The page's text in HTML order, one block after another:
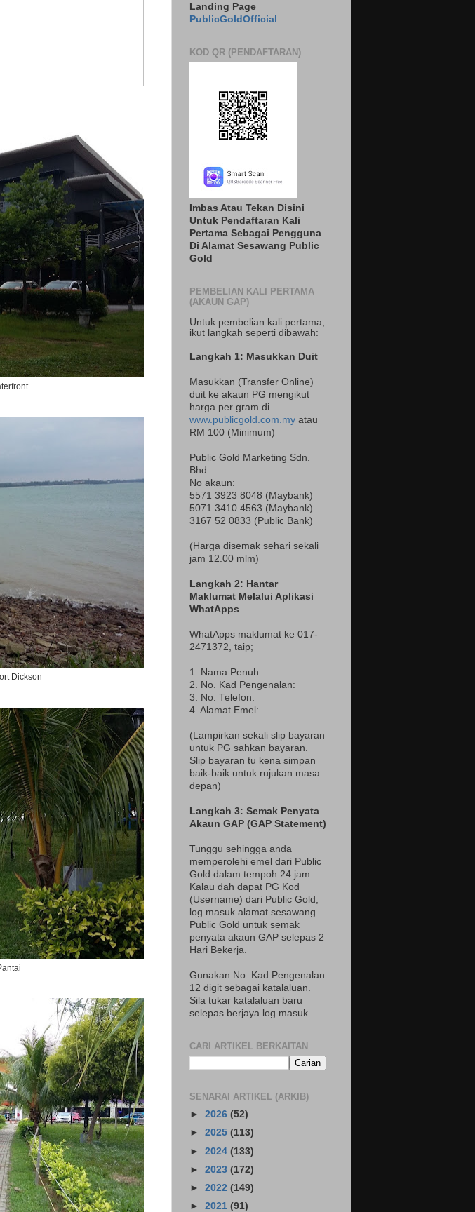
Dickson
Landing Page
PublicGoldOfficial
KOD QR (PENDAFTARAN)
Imbas Atau Tekan Disini
Untuk Pendaftaran Kali
Pertama Sebagai Pengguna
Di Alamat Sesawang Public
Gold
PEMBELIAN KALI PERTAMA
(AKAUN GAP)
Untuk pembelian kali pertama,
ikut langkah seperti dibawah:
Langkah 1: Masukkan Duit
Masukkan (Transfer Online)
duit ke akaun PG mengikut
harga per gram di
www.publicgold.com.my atau
RM 100 (Minimum)
Public Gold Marketing Sdn.
Bhd.
No akaun:
5571 3923 8048 (Maybank)
5071 3410 4563 (Maybank)
3167 52 0833 (Public Bank)
(Harga disemak sehari sekali
jam 12.00 mlm)
Langkah 2: Hantar
Maklumat Melalui Aplikasi
WhatApps
WhatApps maklumat ke 017-
2471372 , taip;
1. Nama Penuh:
2. No. Kad Pengenalan:
3. No. Telefon:
4. Alamat Emel:
(Lampirkan sekali slip bayaran
untuk PG sahkan bayaran.
Slip bayaran tu kena simpan
baik-baik untuk rujukan masa
depan)
Langkah 3: Semak Penyata
Akaun GAP (GAP Statement)
Tunggu sehingga anda
memperolehi emel dari Public
Gold dalam tempoh 24 jam.
Kalau dah dapat PG Kod
(Username) dari Public Gold,
log masuk alamat sesawang
Public Gold untuk semak
penyata akaun GAP selepas 2
Hari Bekerja.
Gunakan No. Kad Pengenalan
12 digit sebagai katalaluan.
Sila tukar katalaluan baru
selepas berjaya log masuk.
CARI ARTIKEL BERKAITAN
SENARAI ARTIKEL (ARKIB)
► 2026 (52)
► 2025 (113)
► 2024 (133)
► 2023 (172)
► 2022 (149)
► 2021 (91)